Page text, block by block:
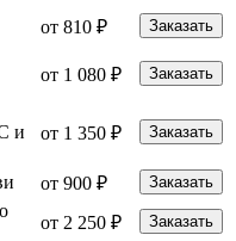
от 810 ₽ Заказать
от 1 080 ₽ Заказать
и
от 1 350 ₽ Заказать
от 900 ₽ Заказать
от 2 250 ₽ Заказать